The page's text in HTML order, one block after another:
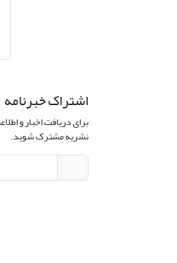
اشتراک خبرنامه
برای دریافت اخبار و
نشریه مشترک شوید.